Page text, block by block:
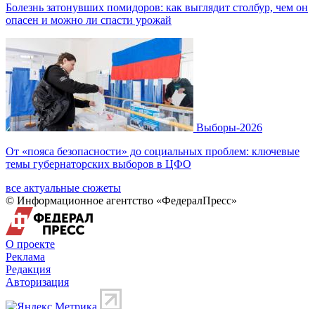
Болезнь затонувших помидоров: как выглядит столбур, чем он
опасен и можно ли спасти урожай
Выборы-2026
От «пояса безопасности» до социальных проблем: ключевые
темы губернаторских выборов в ЦФО
все актуальные сюжеты
© Информационное агентство «ФедералПресс»
О проекте
Реклама
Редакция
Авторизация